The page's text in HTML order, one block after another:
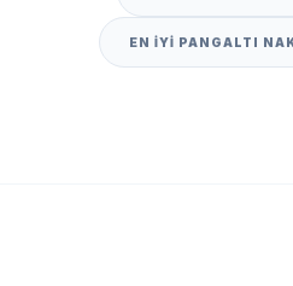
EN IYI PANGALTI